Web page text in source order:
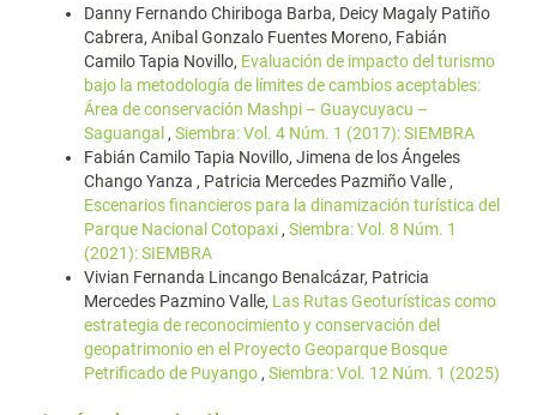
Danny Fernando Chiriboga Barba, Deicy Magaly Patiño
Cabrera, Anibal Gonzalo Fuentes Moreno, Fabián
Camilo Tapia Novillo, Evaluación de impacto del turismo
bajo la metodología de límites de cambios aceptables:
Área de conservación Mashpi – Guaycuyacu –
Saguangal , Siembra: Vol. 4 Núm. 1 (2017): SIEMBRA
Fabián Camilo Tapia Novillo, Jimena de los Ángeles
Chango Yanza , Patricia Mercedes Pazmiño Valle ,
Escenarios financieros para la dinamización turística del
Parque Nacional Cotopaxi , Siembra: Vol. 8 Núm. 1
(2021): SIEMBRA
Vivian Fernanda Lincango Benalcázar, Patricia
Mercedes Pazmino Valle, Las Rutas Geoturísticas como
estrategia de reconocimiento y conservación del
geopatrimonio en el Proyecto Geoparque Bosque
Petrificado de Puyango , Siembra: Vol. 12 Núm. 1 (2025)